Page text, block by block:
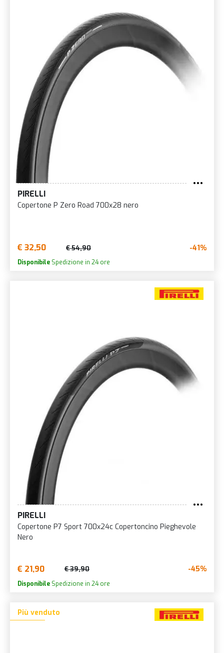
PIRELLI
Copertone P Zero Road 700x28 nero
€ 32,50 € 54,90 -41%
Disponibile Spedizione in 24 ore
PIRELLI
Copertone P7 Sport 700x24c Copertoncino Pieghevole
Nero
€ 21,90 € 39,90 -45%
Disponibile Spedizione in 24 ore
Più venduto